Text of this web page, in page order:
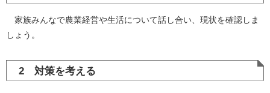
家族みんなで農業経営や生活について話し合い、現状を確認しま
しょう。
2 対策を考える